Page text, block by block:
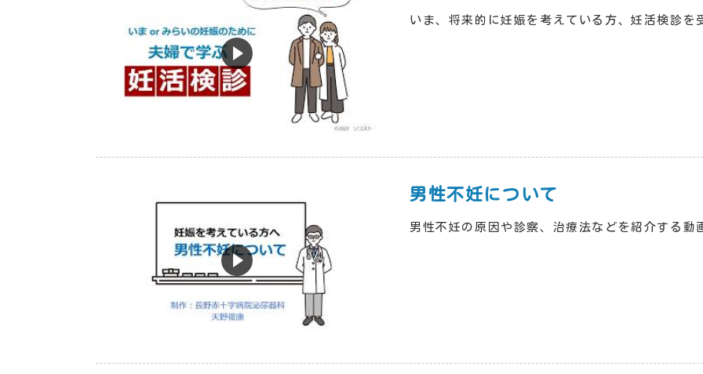
いま、将来的に妊娠を考えている方、妊活検診
男性不妊について
男性不妊の原因や診察、治療法などを紹介する動